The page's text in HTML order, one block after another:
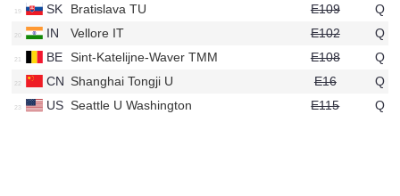
SK
Bratislava TU E109
Q
IN
Vellore IT E102
Q
BE Sint-Katelijne-Waver TMM E108
Q
CN Shanghai Tongji U E16
Q
US Seattle U Washington E115 Q